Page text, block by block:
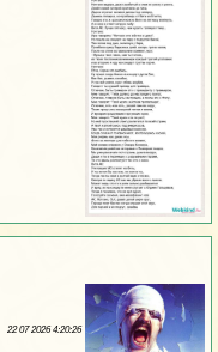
22 07 2026 4:20:26